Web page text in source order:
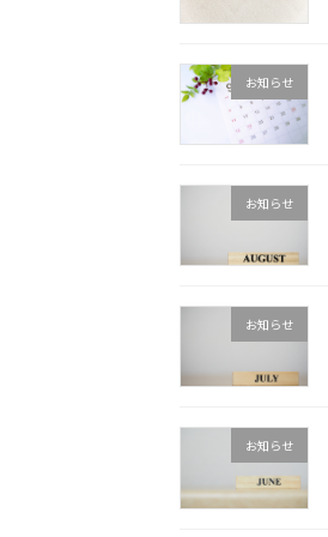
お知らせ
お知らせ
お知らせ
お知らせ